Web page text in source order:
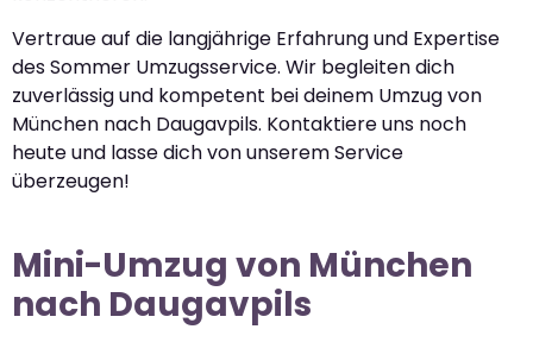
Vertraue auf die langjährige Erfahrung und Expertise
des Sommer Umzugsservice. Wir begleiten dich
zuverlässig und kompetent bei deinem Umzug von
München nach Daugavpils. Kontaktiere uns noch
heute und lasse dich von unserem Service
überzeugen!
Mini-Umzug von München
nach Daugavpils